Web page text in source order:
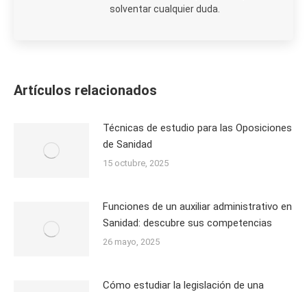
solventar cualquier duda.
Artículos relacionados
Técnicas de estudio para las Oposiciones
de Sanidad
15 octubre, 2025
Funciones de un auxiliar administrativo en
Sanidad: descubre sus competencias
26 mayo, 2025
Cómo estudiar la legislación de una